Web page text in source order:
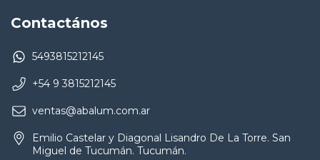
Contactános
5493815212145
+54 9 3815212145
ventas@abalum.com.ar
Emilio Castelar y Diagonal Lisandro De La Torre. San
Miguel de Tucumán. Tucumán.